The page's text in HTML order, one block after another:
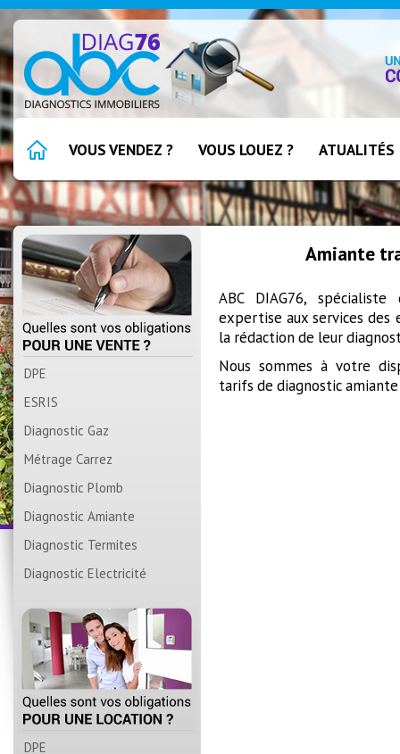
VOUS VENDEZ ? VOUS LOUEZ ? ATUALITÉS
DPE
ESRIS
Diagnostic Gaz
Métrage Carrez
Diagnostic Plomb
Diagnostic Amiante
Diagnostic Termites
Diagnostic Electricité
DPE
Amiante
ABC DIAG76,
expertise aux services
la rédaction de leur
Nous sommes à votre
tarifs de diagnostic